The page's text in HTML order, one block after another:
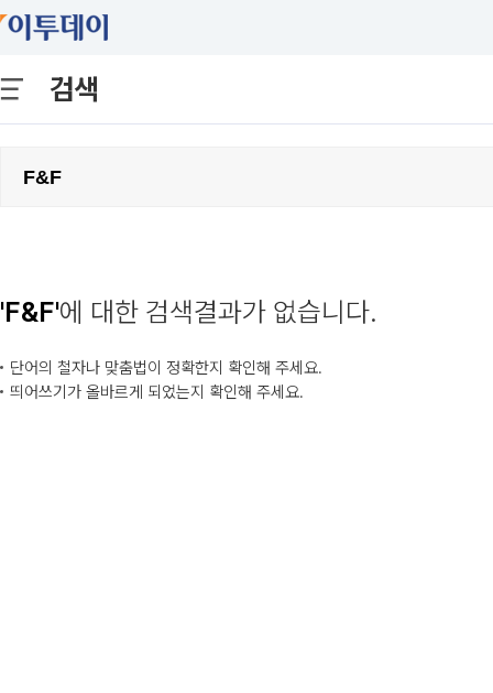
검색
'F&F'에 대한 검색결과가 없습니다.
단어의 철자나 맞춤법이 정확한지 확인해 주세요.
띄어쓰기가 올바르게 되었는지 확인해 주세요.